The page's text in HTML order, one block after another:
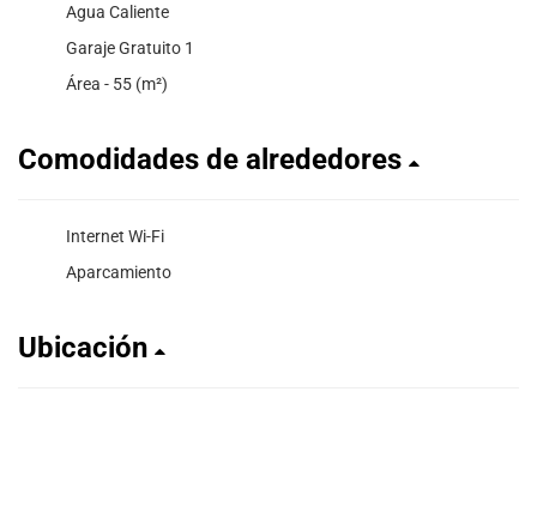
Agua Caliente
Garaje Gratuito 1
Área - 55 (m²)
Comodidades de alrededores
Internet Wi-Fi
Aparcamiento
Ubicación